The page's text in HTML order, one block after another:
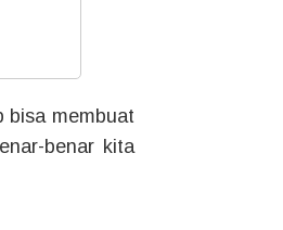
bisa membuat
benar kita